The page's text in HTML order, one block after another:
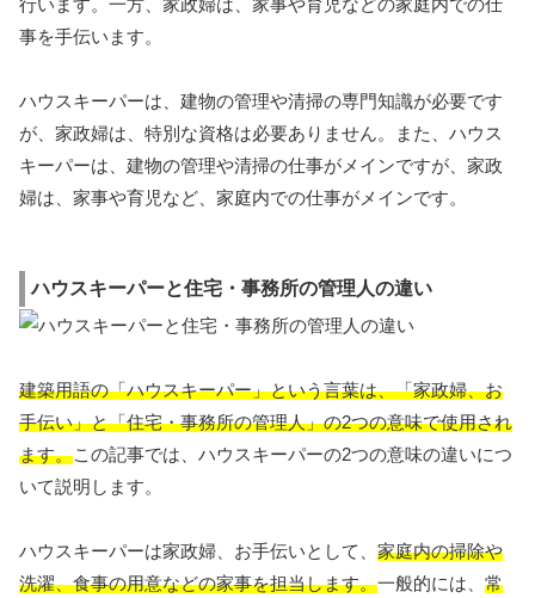
行います。一方、家政婦は、家事や育児などの家庭内での仕
事を手伝います。
ハウスキーパーは、建物の管理や清掃の専門知識が必要です
が、家政婦は、特別な資格は必要ありません。また、ハウス
キーパーは、建物の管理や清掃の仕事がメインですが、家政
婦は、家事や育児など、家庭内での仕事がメインです。
ハウスキーパーと住宅・事務所の管理人の違い
建築用語の「ハウスキーパー」という言葉は、「家政婦、お
手伝い」と「住宅・事務所の管理人」の2つの意味で使用され
ます。この記事では、ハウスキーパーの2つの意味の違いにつ
いて説明します。
ハウスキーパーは家政婦、お手伝いとして、 家庭内の掃除や
洗濯、食事の用意などの家事を担当します。一般的には、 常